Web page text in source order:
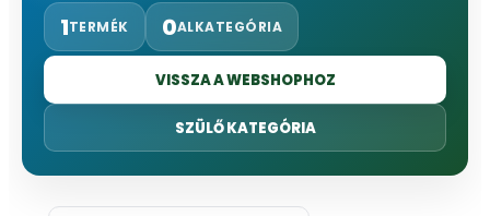
1TERMÉK 0ALKATEGÓRIA
VISSZA A WEBSHOPHOZ
SZÜLŐ KATEGÓRIA